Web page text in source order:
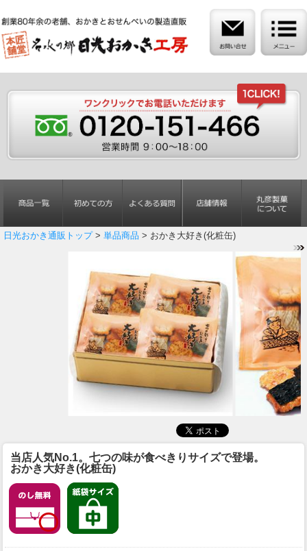
日光おかき通販トップ> 単品商品 > おかき大好き(化粧缶)
当店人気No.1。七つの味が食べきりサイズで登場。
おかき大好き(化粧缶)